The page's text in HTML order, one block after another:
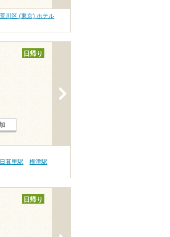
荒川区 (東京) ホテル
日帰り
日暮里駅
根津駅
日帰り